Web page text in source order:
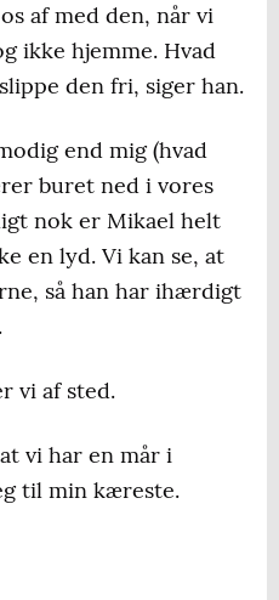
af med den, når vi
ikke hjemme. Hvad
den fri, siger han.
end mig (hvad
buret ned i vores
nok er Mikael helt
en lyd. Vi kan se, at
så han har ihærdigt
vi af sted.
vi har en mår i
til min kæreste.